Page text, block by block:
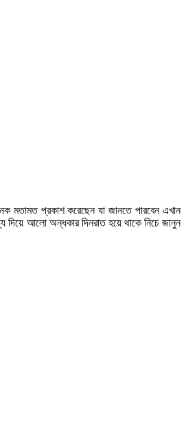
মতামত প্রকাশ করেছেন যা জানতে পারবেন এখান
দিয়ে আলো অন্ধকার দিনরাত হয়ে থাকে নিচে জানুন